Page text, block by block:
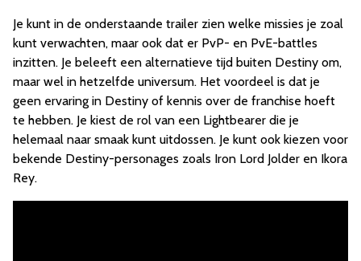
Je kunt in de onderstaande trailer zien welke missies je zoal
kunt verwachten, maar ook dat er PvP- en PvE-battles
inzitten. Je beleeft een alternatieve tijd buiten Destiny om,
maar wel in hetzelfde universum. Het voordeel is dat je
geen ervaring in Destiny of kennis over de franchise hoeft
te hebben. Je kiest de rol van een Lightbearer die je
helemaal naar smaak kunt uitdossen. Je kunt ook kiezen voor
bekende Destiny-personages zoals Iron Lord Jolder en Ikora
Rey.